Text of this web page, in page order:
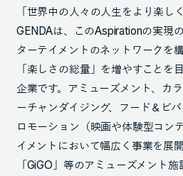
「世界中の人々の人生をより楽しく
GENDAは、このAspirationの実現
ターテイメントのネットワークを
「楽しさの総量」を増やすことを
企業です。アミューズメント、カ
ーチャンダイジング、フード＆ビ
ロモーション（映画や体験型コン
イメントにおいて幅広く事業を展
「GiGO」等のアミューズメント